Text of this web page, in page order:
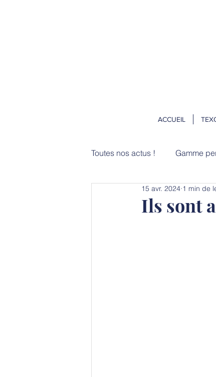
ACCUEIL
Toutes nos actus ! Gamme
Usages
Ils sont
15 avr. 2024 1 min de